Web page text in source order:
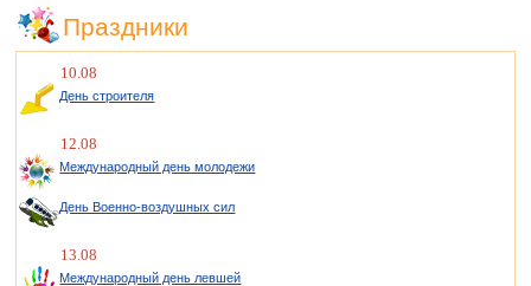
Праздники
10.08
День строителя
12.08
Международный день молодежи
День Военно-воздушных сил
13.08
Международный день левшей